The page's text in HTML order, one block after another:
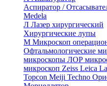
Аспиратор /
Medela
Л Лазер хирургический
Хирургические лупы
М Микроскоп
Офтальмологические
микроскопы ЛОР
микроскоп Zeiss Leica
Topcon Meiji Techno